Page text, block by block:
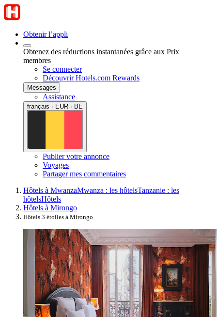
Obtenir l’appli
Obtenez des réductions instantanées grâce aux Prix
membres
Se connecter
Découvrir Hotels.com Rewards
Messages
Assistance
français · EUR · BE
Publier votre annonce
Voyages
Partager mes commentaires
Hôtels à MwanzaMwanza : les hôtelsTanzanie : les
hôtelsHôtels
Hôtels à Mirongo
Hôtels 3 étoiles à Mirongo